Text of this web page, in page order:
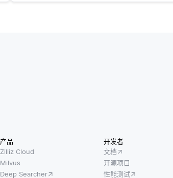
产品
Zilliz Cloud
Milvus
Deep Searcher
开发者
文档
开源项目
性能测试